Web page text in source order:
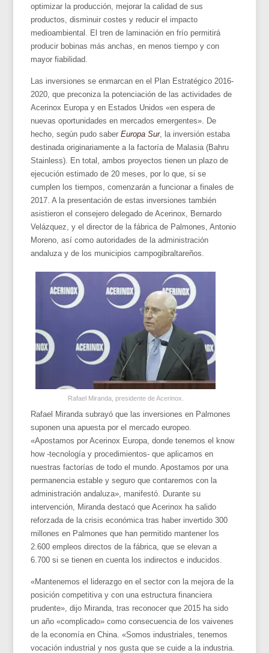
optimizar la producción, mejorar la calidad de sus
productos, disminuir costes y reducir el impacto
medioambiental. El tren de laminación en frío permitirá
producir bobinas más anchas, en menos tiempo y con
mayor fiabilidad.
Las inversiones se enmarcan en el Plan Estratégico 2016-
2020, que preconiza la potenciación de las actividades de
Acerinox Europa y en Estados Unidos «en espera de
nuevas oportunidades en mercados emergentes». De
hecho, según pudo saberEuropa Sur, la inversión estaba
destinada originariamente a la factoría de Malasia (Bahru
Stainless). En total, ambos proyectos tienen un plazo de
ejecución estimado de 20 meses, por lo que, si se
cumplen los tiempos, comenzarán a funcionar a finales de
2017. A la presentación de estas inversiones también
asistieron el consejero delegado de Acerinox, Bernardo
Velázquez, y el director de la fábrica de Palmones, Antonio
Moreno, así como autoridades de la administración
andaluza y de los municipios campogibraltareños.
Rafael Miranda, presidente de Acerinox.
Rafael Miranda subrayó que las inversiones en Palmones
suponen una apuesta por el mercado europeo.
«Apostamos por Acerinox Europa, donde tenemos el know
how -tecnología y procedimientos- que aplicamos en
nuestras factorías de todo el mundo. Apostamos por una
permanencia estable y seguro que contaremos con la
administración andaluza», manifestó. Durante su
intervención, Miranda destacó que Acerinox ha salido
reforzada de la crisis económica tras haber invertido 300
millones en Palmones que han permitido mantener los
2.600 empleos directos de la fábrica, que se elevan a
6.700 si se tienen en cuenta los indirectos e inducidos.
«Mantenemos el liderazgo en el sector con la mejora de la
posición competitiva y con una estructura financiera
prudente», dijo Miranda, tras reconocer que 2015 ha sido
un año «complicado» como consecuencia de los vaivenes
de la economía en China. «Somos industriales, tenemos
vocación industrial y nos gusta que se cuide a la industria.